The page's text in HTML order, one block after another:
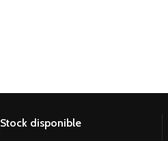
Stock disponible